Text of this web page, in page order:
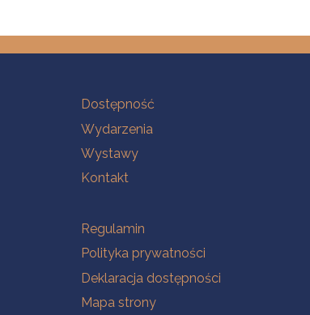
Na skróty
Dostępność
Wydarzenia
Wystawy
Kontakt
Na skróty
Regulamin
Polityka prywatności
Deklaracja dostępności
Mapa strony